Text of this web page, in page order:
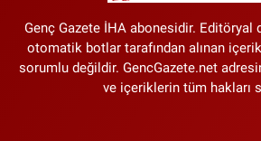
Genç Gazete İHA abonesidir. Editöryal
otomatik botlar tarafından alınan
sorumlu değildir. GencGazete.net
ve içeriklerin tüm hakları